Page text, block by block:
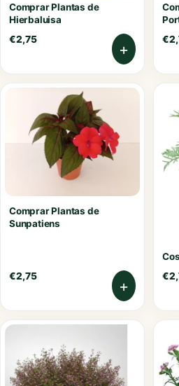
Comprar Plantas de
Hierbaluisa
€2,75
+
€
Comprar Plantas de
Sunpatiens
€2,75
+
€